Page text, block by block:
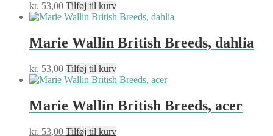
kr. 53,00 Tilføj til kurv
Marie Wallin British Breeds, dahlia
kr. 53,00 Tilføj til kurv
Marie Wallin British Breeds, acer
kr. 53,00 Tilføj til kurv